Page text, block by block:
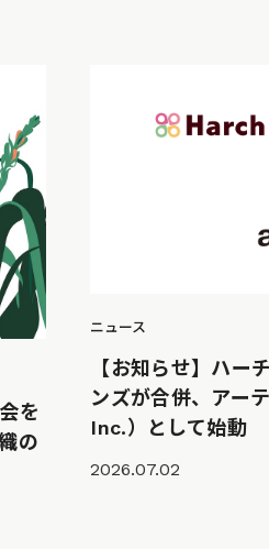
を
の
ニュース
【お知らせ】ハー
ンズが合併、アー
Inc.）として始動
2026.07.02